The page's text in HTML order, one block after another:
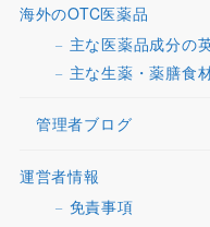
海外のOTC医薬品
主な医薬品成分の
主な生薬・薬膳食
管理者ブログ
運営者情報
免責事項